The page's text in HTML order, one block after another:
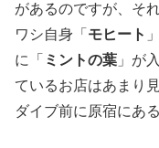
があるのですが、そ
ワシ自身「 モヒート
に「 ミントの葉 」が
ているお店はあまり
ダイブ前に原宿にあ